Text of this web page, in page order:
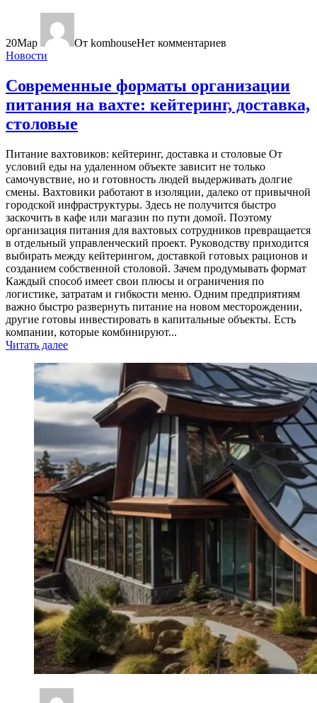
20Мар От komhouseНет комментариев
Новости
Современные форматы организации
питания на вахте: кейтеринг, доставка,
столовые
Питание вахтовиков: кейтеринг, доставка и столовые От
условий еды на удаленном объекте зависит не только
самочувствие, но и готовность людей выдерживать долгие
смены. Вахтовики работают в изоляции, далеко от привычной
городской инфраструктуры. Здесь не получится быстро
заскочить в кафе или магазин по пути домой. Поэтому
организация питания для вахтовых сотрудников превращается
в отдельный управленческий проект. Руководству приходится
выбирать между кейтерингом, доставкой готовых рационов и
созданием собственной столовой. Зачем продумывать формат
Каждый способ имеет свои плюсы и ограничения по
логистике, затратам и гибкости меню. Одним предприятиям
важно быстро развернуть питание на новом месторождении,
другие готовы инвестировать в капитальные объекты. Есть
компании, которые комбинируют...
Читать далее